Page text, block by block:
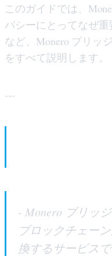
このガイドでは、
バシーにとってなぜ
など、Monero ブリッ
をすべて説明します。
---
- Monero ブリッ
ブロックチェー
換するサービスで